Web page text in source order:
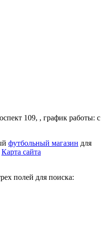
109, , график работы: с
футбольный магазин для
Карта сайта
полей для поиска: